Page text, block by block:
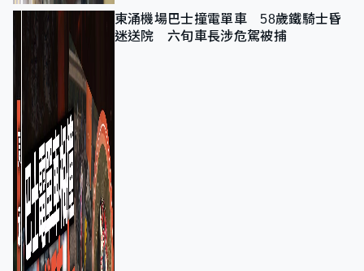
東涌機場巴士撞電單車 58歲鐵騎士昏
迷送院 六旬車長涉危駕被捕